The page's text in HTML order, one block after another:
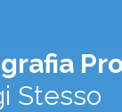
Stesso